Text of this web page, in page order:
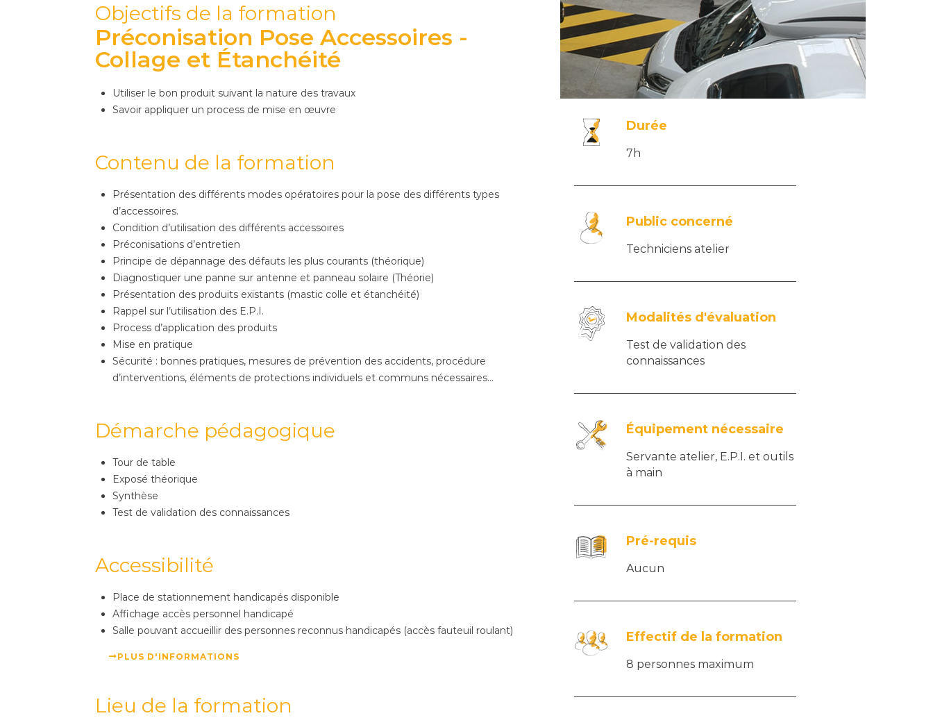
Objectifs de la formation
Préconisation Pose Accessoires -
Collage et Étanchéité
Utiliser le bon produit suivant la nature des travaux
Savoir appliquer un process de mise en œuvre
Contenu de la formation
Présentation des différents modes opératoires pour la pose des différents types
d’accessoires.
Condition d’utilisation des différents accessoires
Préconisations d’entretien
Principe de dépannage des défauts les plus courants (théorique)
Diagnostiquer une panne sur antenne et panneau solaire (Théorie)
Présentation des produits existants (mastic colle et étanchéité)
Rappel sur l’utilisation des E.P.I.
Process d’application des produits
Mise en pratique
Sécurité : bonnes pratiques, mesures de prévention des accidents, procédure
d’interventions, éléments de protections individuels et communs nécessaires…
Démarche pédagogique
Tour de table
Exposé théorique
Synthèse
Test de validation des connaissances
Accessibilité
Place de stationnement handicapés disponible
Affichage accès personnel handicapé
Salle pouvant accueillir des personnes reconnus handicapés (accès fauteuil roulant)
PLUS D'INFORMATIONS
Lieu de la formation
Durée
7h
Public concerné
Techniciens atelier
Modalités d'évaluation
Test de validation des
connaissances
Équipement nécessaire
Servante atelier, E.P.I. et outils
à main
Pré-requis
Aucun
Effectif de la formation
8 personnes maximum